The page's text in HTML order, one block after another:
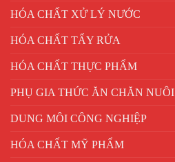
HÓA CHẤT XỬ LÝ NƯỚC
HÓA CHẤT TẨY RỬA
HÓA CHẤT THỰC PHẨM
PHỤ GIA THỨC ĂN CHĂN NUÔI
DUNG MÔI CÔNG NGHIỆP
HÓA CHẤT MỸ PHẨM